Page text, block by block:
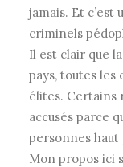
jamais. Et c’est
criminels
Il est clair que
pays, toutes les
élites. Certains
accusés parce
personnes haut
Mon propos ici